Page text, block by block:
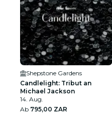
Shepstone Gardens
Candlelight: Tribut an
Michael Jackson
14. Aug.
Ab 795,00 ZAR